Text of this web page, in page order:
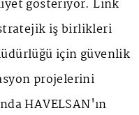
gösteriyor. Link
iş birlikleri
için güvenlik
projelerini
HAVELSAN'ın